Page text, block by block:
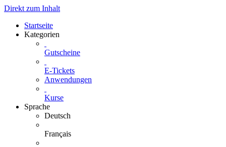
Direkt zum Inhalt
Startseite
Kategorien
Gutscheine
E-Tickets
Anwendungen
Kurse
Sprache
Deutsch
Français